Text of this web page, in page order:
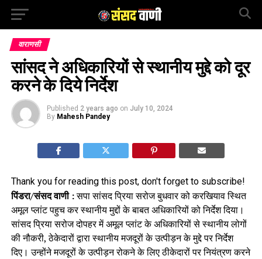
वाराणसी
सांसद ने अधिकारियों से स्थानीय मुद्दे को दूर
करने के दिये निर्देश
Published 2 years ago on July 10, 2024
By Mahesh Pandey
Thank you for reading this post, don't forget to subscribe!
पिंडरा/संसद वाणी :सपा सांसद प्रिया सरोज बुधवार को करखियाव स्थित
अमूल प्लांट पहुच कर स्थानीय मुद्दों के बाबत अधिकारियों को निर्देश दिया।
सांसद प्रिया सरोज दोपहर में अमूल प्लांट के अधिकारियों से स्थानीय लोगों
की नौकरी, ठेकेदारों द्वारा स्थानीय मजदूरों के उत्पीड़न के मुद्दे पर निर्देश
दिए। उन्होंने मजदूरों के उत्पीड़न रोकने के लिए ठीकेदारों पर नियंत्रण करने